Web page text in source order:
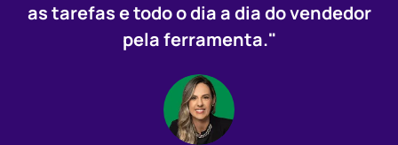
as tarefas e todo o dia a dia do vendedor
pela ferramenta."